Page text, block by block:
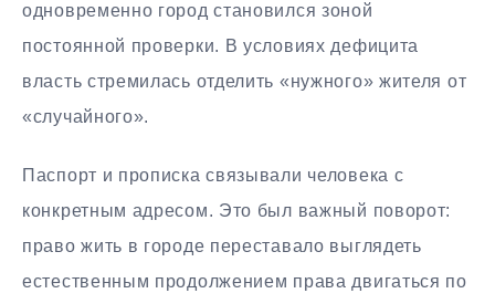
одновременно город становился зоной
постоянной проверки. В условиях дефицита
власть стремилась отделить «нужного» жителя от
«случайного».
Паспорт и прописка связывали человека с
конкретным адресом. Это был важный поворот:
право жить в городе переставало выглядеть
естественным продолжением права двигаться по